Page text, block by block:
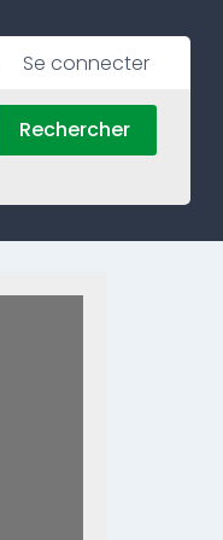
Se connecter
Rechercher